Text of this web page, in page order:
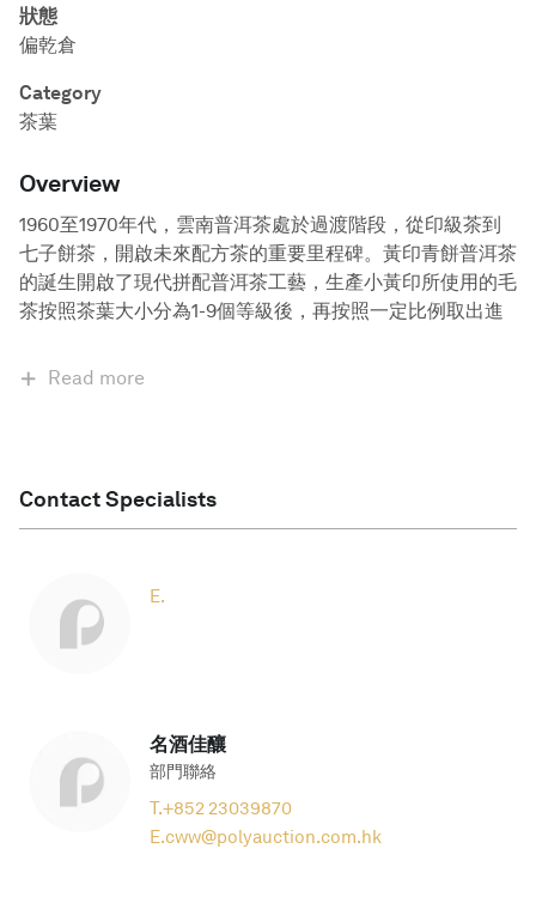
狀態
偏乾倉
Category
茶葉
Overview
1960至1970年代，雲南普洱茶處於過渡階段，從印級茶到
七子餅茶，開啟未來配方茶的重要里程碑。黃印青餅普洱茶
的誕生開啟了現代拼配普洱茶工藝，生產小黃印所使用的毛
茶按照茶葉大小分為1-9個等級後，再按照一定比例取出進
Read more
Contact Specialists
E.
名酒佳釀
部門聯絡
T.+852 23039870
E.cww@polyauction.com.hk